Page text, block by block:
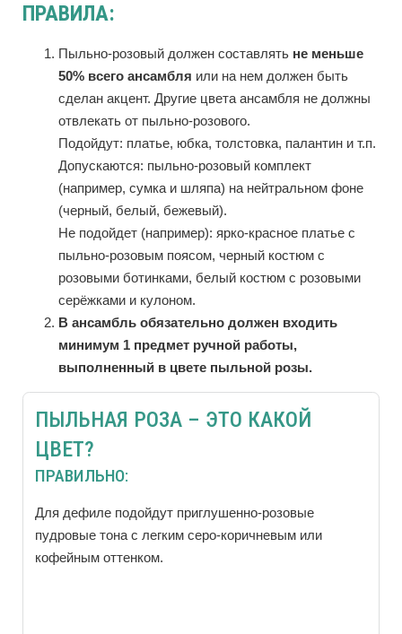
ПРАВИЛА:
Пыльно-розовый должен составлять не меньше
50% всего ансамбля или на нем должен быть
сделан акцент. Другие цвета ансамбля не должны
отвлекать от пыльно-розового.
Подойдут: платье, юбка, толстовка, палантин и т.п.
Допускаются: пыльно-розовый комплект
(например, сумка и шляпа) на нейтральном фоне
(черный, белый, бежевый).
Не подойдет (например): ярко-красное платье с
пыльно-розовым поясом, черный костюм с
розовыми ботинками, белый костюм с розовыми
серёжками и кулоном.
В ансамбль обязательно должен входить
минимум 1 предмет ручной работы,
выполненный в цвете пыльной розы.
ПЫЛЬНАЯ РОЗА – ЭТО КАКОЙ
ЦВЕТ?
ПРАВИЛЬНО:
Для дефиле подойдут приглушенно-розовые
пудровые тона с легким серо-коричневым или
кофейным оттенком.